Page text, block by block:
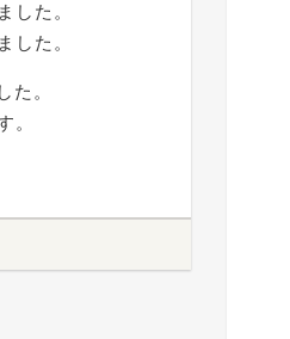
した。
した。
た。
。